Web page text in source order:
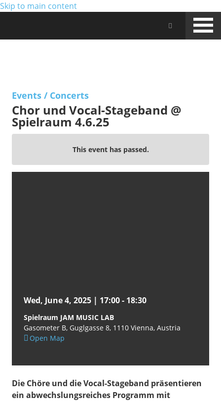
Skip to main content
Jam Music Lab University
Events / Concerts
Chor und Vocal-Stageband @
Spielraum 4.6.25
This event has passed.
Wed, June 4, 2025 | 17:00- 18:30
Spielraum JAM MUSIC LAB
Gasometer B, Guglgasse 8 1110 Vienna Austria
Open Map
Die Chöre und die Vocal-Stageband präsentieren
ein abwechslungsreiches Programm mit